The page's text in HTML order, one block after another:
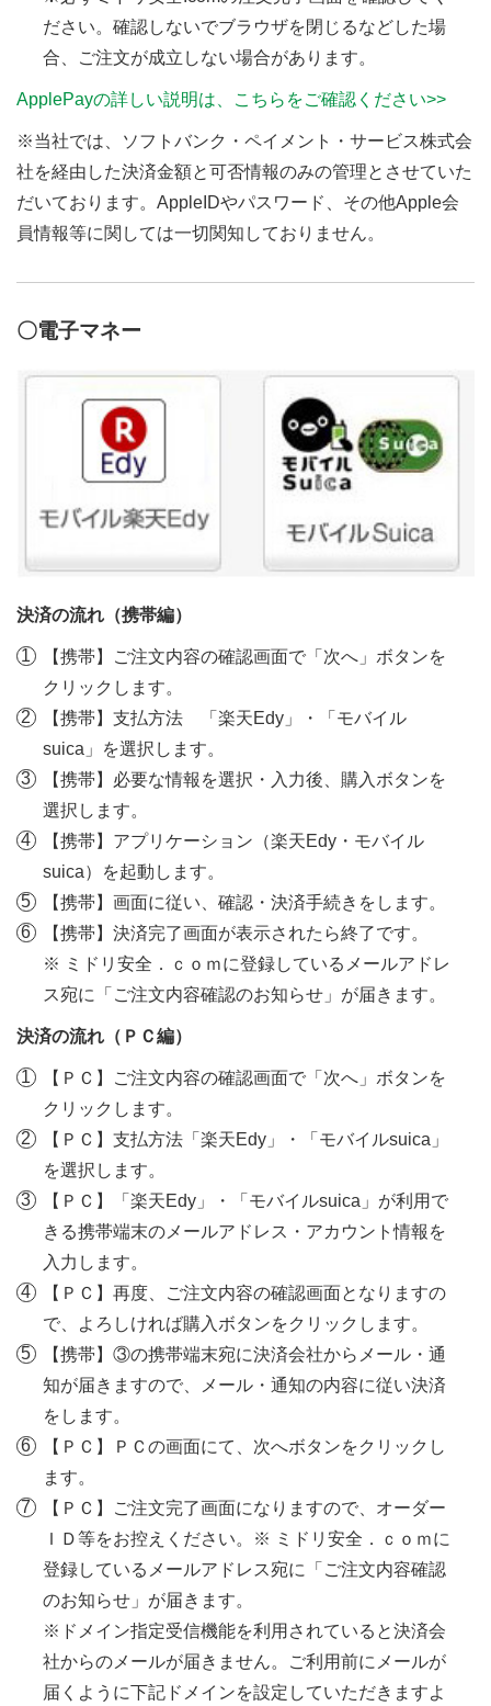
ださい。確認しないでブラウザを閉じるなどした場
合、ご注文が成立しない場合があります。
ApplePayの詳しい説明は、こちらをご確認ください>>
※当社では、ソフトバンク・ペイメント・サービス株式会
社を経由した決済金額と可否情報のみの管理とさせていた
だいております。AppleIDやパスワード、その他Apple会
員情報等に関しては一切関知しておりません。
〇電子マネー
決済の流れ（携帯編）
【携帯】ご注文内容の確認画面で「次へ」ボタンを
クリックします。
【携帯】支払方法 「楽天Edy」・「モバイル
suica」を選択します。
【携帯】必要な情報を選択・入力後、購入ボタンを
選択します。
【携帯】アプリケーション（楽天Edy・モバイル
suica）を起動します。
【携帯】画面に従い、確認・決済手続きをします。
【携帯】決済完了画面が表示されたら終了です。
※ ミドリ安全．ｃｏｍに登録しているメールアドレ
ス宛に「ご注文内容確認のお知らせ」が届きます。
決済の流れ（ＰＣ編）
【ＰＣ】ご注文内容の確認画面で「次へ」ボタンを
クリックします。
【ＰＣ】支払方法「楽天Edy」・「モバイルsuica」
を選択します。
【ＰＣ】「楽天Edy」・「モバイルsuica」が利用で
きる携帯端末のメールアドレス・アカウント情報を
入力します。
【ＰＣ】再度、ご注文内容の確認画面となりますの
で、よろしければ購入ボタンをクリックします。
【携帯】③の携帯端末宛に決済会社からメール・通
知が届きますので、メール・通知の内容に従い決済
をします。
【ＰＣ】ＰＣの画面にて、次へボタンをクリックし
ます。
【ＰＣ】ご注文完了画面になりますので、オーダー
ＩＤ等をお控えください。※ ミドリ安全．ｃｏｍに
登録しているメールアドレス宛に「ご注文内容確認
のお知らせ」が届きます。
※ドメイン指定受信機能を利用されていると決済会
社からのメールが届きません。ご利用前にメールが
届くように下記ドメインを設定していただきますよ